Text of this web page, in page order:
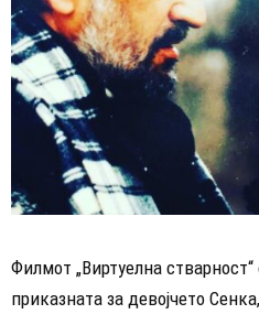
Филмот „Виртуелна
приказната за девојчето